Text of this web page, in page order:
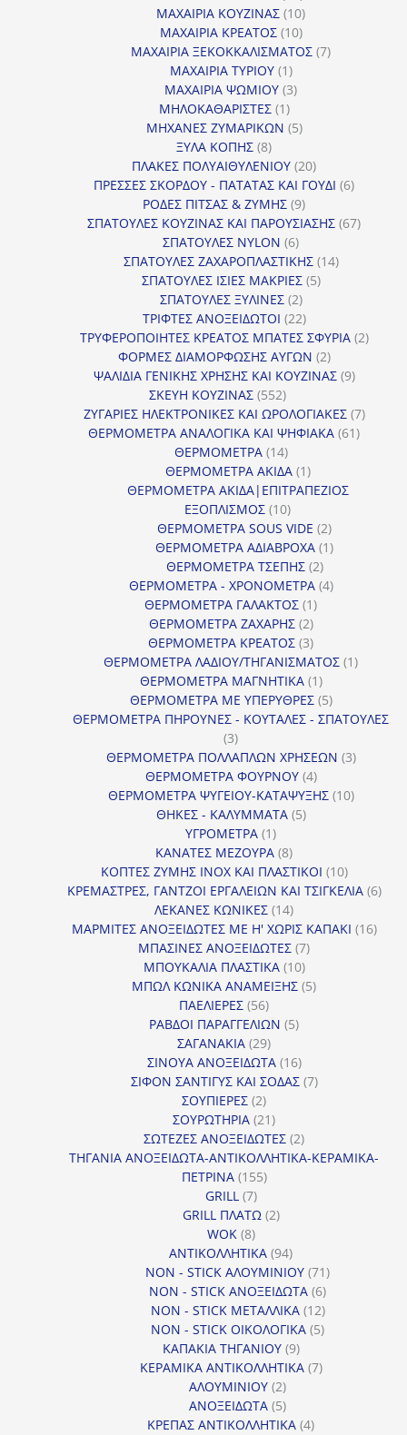
προϊόντα
ΜΑΧΑΙΡΙΑ ΚΟΥΖΙΝΑΣ 1010
προϊόντα
ΜΑΧΑΙΡΙΑ ΚΡΕΑΤΟΣ 1010
προϊόντα
ΜΑΧΑΙΡΙΑ ΞΕΚΟΚΚΑΛΙΣΜΑΤΟΣ 77
ΜΑΧΑΙΡΙΑ ΤΥΡΙΟΥ 11
προϊόν
ΜΑΧΑΙΡΙΑ ΨΩΜΙΟΥ 33
ΜΗΛΟΚΑΘΑΡΙΣΤΕΣ 11
προϊόν
ΜΗΧΑΝΕΣ ΖΥΜΑΡΙΚΩΝ 55
ΞΥΛΑ ΚΟΠΗΣ 88
προϊόντα
ΠΛΑΚΕΣ ΠΟΛΥΑΙΘΥΛΕΝΙΟΥ 2020
προϊόντα
ΠΡΕΣΣΕΣ ΣΚΟΡΔΟΥ - ΠΑΤΑΤΑΣ ΚΑΙ ΓΟΥΔΙ 66
ΡΟΔΕΣ ΠΙΤΣΑΣ & ΖΥΜΗΣ 99
προϊόντα
ΣΠΑΤΟΥΛΕΣ ΚΟΥΖΙΝΑΣ ΚΑΙ ΠΑΡΟΥΣΙΑΣΗΣ 6767
ΣΠΑΤΟΥΛΕΣ NYLON 66
προϊόντα
ΣΠΑΤΟΥΛΕΣ ΖΑΧΑΡΟΠΛΑΣΤΙΚΗΣ 1414
ΣΠΑΤΟΥΛΕΣ ΙΣΙΕΣ ΜΑΚΡΙΕΣ 55
ΣΠΑΤΟΥΛΕΣ ΞΥΛΙΝΕΣ 22
προϊόντα
ΤΡΙΦΤΕΣ ΑΝΟΞΕΙΔΩΤΟΙ 2222
προϊόντα
ΤΡΥΦΕΡΟΠΟΙΗΤΕΣ ΚΡΕΑΤΟΣ ΜΠΑΤΕΣ ΣΦΥΡΙΑ 22
ΦΟΡΜΕΣ ΔΙΑΜΟΡΦΩΣΗΣ ΑΥΓΩΝ 22
προϊόντα
ΨΑΛΙΔΙΑ ΓΕΝΙΚΗΣ ΧΡΗΣΗΣ ΚΑΙ ΚΟΥΖΙΝΑΣ 99
ΣΚΕΥΗ ΚΟΥΖΙΝΑΣ 552552
προϊόντα
ΖΥΓΑΡΙΕΣ ΗΛΕΚΤΡΟΝΙΚΕΣ ΚΑΙ ΩΡΟΛΟΓΙΑΚΕΣ 77
ΘΕΡΜΟΜΕΤΡΑ ΑΝΑΛΟΓΙΚΑ ΚΑΙ ΨΗΦΙΑΚΑ 6161
ΘΕΡΜΟΜΕΤΡΑ 1414
προϊόντα
ΘΕΡΜΟΜΕΤΡΑ ΑΚΙΔΑ 11
προϊόν
ΘΕΡΜΟΜΕΤΡΑ ΑΚΙΔΑ|ΕΠΙΤΡΑΠΕΖΙΟΣ
ΕΞΟΠΛΙΣΜΟΣ 1010
προϊόντα
ΘΕΡΜΟΜΕΤΡΑ SOUS VIDE 22
προϊόντα
ΘΕΡΜΟΜΕΤΡΑ ΑΔΙΑΒΡΟΧΑ 11
ΘΕΡΜΟΜΕΤΡΑ ΤΣΕΠΗΣ 22
προϊόντα
ΘΕΡΜΟΜΕΤΡΑ - ΧΡΟΝΟΜΕΤΡΑ 44
ΘΕΡΜΟΜΕΤΡΑ ΓΑΛΑΚΤΟΣ 11
προϊόν
ΘΕΡΜΟΜΕΤΡΑ ΖΑΧΑΡΗΣ 22
προϊόντα
ΘΕΡΜΟΜΕΤΡΑ ΚΡΕΑΤΟΣ 33
προϊόντα
ΘΕΡΜΟΜΕΤΡΑ ΛΑΔΙΟΥ/ΤΗΓΑΝΙΣΜΑΤΟΣ 11
ΘΕΡΜΟΜΕΤΡΑ ΜΑΓΝΗΤΙΚΑ 11
προϊόν
ΘΕΡΜΟΜΕΤΡΑ ΜΕ ΥΠΕΡΥΘΡΕΣ 55
προϊόντα
ΘΕΡΜΟΜΕΤΡΑ ΠΗΡΟΥΝΕΣ - ΚΟΥΤΑΛΕΣ - ΣΠΑΤΟΥΛΕΣ
33
προϊόντα
ΘΕΡΜΟΜΕΤΡΑ ΠΟΛΛΑΠΛΩΝ ΧΡΗΣΕΩΝ 33
ΘΕΡΜΟΜΕΤΡΑ ΦΟΥΡΝΟΥ 44
προϊόντα
ΘΕΡΜΟΜΕΤΡΑ ΨΥΓΕΙΟΥ-ΚΑΤΑΨΥΞΗΣ 1010
ΘΗΚΕΣ - ΚΑΛΥΜΜΑΤΑ 55
ΥΓΡΟΜΕΤΡΑ 11
προϊόν
ΚΑΝΑΤΕΣ ΜΕΖΟΥΡΑ 88
προϊόντα
ΚΟΠΤΕΣ ΖΥΜΗΣ INOX ΚΑΙ ΠΛΑΣΤΙΚΟΙ 1010
προϊόντα
ΚΡΕΜΑΣΤΡΕΣ, ΓΑΝΤΖΟΙ ΕΡΓΑΛΕΙΩΝ ΚΑΙ ΤΣΙΓΚΕΛΙΑ 66
ΛΕΚΑΝΕΣ ΚΩΝΙΚΕΣ 1414
προϊόντα
ΜΑΡΜΙΤΕΣ ΑΝΟΞΕΙΔΩΤΕΣ ΜΕ Η' ΧΩΡΙΣ ΚΑΠΑΚΙ 1616
ΜΠΑΣΙΝΕΣ ΑΝΟΞΕΙΔΩΤΕΣ 77
ΜΠΟΥΚΑΛΙΑ ΠΛΑΣΤΙΚΑ 1010
προϊόντα
ΜΠΩΛ ΚΩΝΙΚΑ ΑΝΑΜΕΙΞΗΣ 55
ΠΑΕΛΙΕΡΕΣ 5656
προϊόντα
ΡΑΒΔΟΙ ΠΑΡΑΓΓΕΛΙΩΝ 55
ΣΑΓΑΝΑΚΙΑ 2929
προϊόντα
ΣΙΝΟΥΑ ΑΝΟΞΕΙΔΩΤΑ 1616
προϊόντα
ΣΙΦΟΝ ΣΑΝΤΙΓΥΣ ΚΑΙ ΣΟΔΑΣ 77
ΣΟΥΠΙΕΡΕΣ 22
προϊόντα
ΣΟΥΡΩΤΗΡΙΑ 2121
προϊόντα
ΣΩΤΕΖΕΣ ΑΝΟΞΕΙΔΩΤΕΣ 22
προϊόντα
ΤΗΓΑΝΙΑ ΑΝΟΞΕΙΔΩΤΑ-ΑΝΤΙΚΟΛΛΗΤΙΚΑ-ΚΕΡΑΜΙΚΑ-
ΠΕΤΡΙΝΑ 155155
GRILL 77
προϊόντα
GRILL ΠΛΑΤΩ 22
WOK 88
προϊόντα
ΑΝΤΙΚΟΛΛΗΤΙΚΑ 9494
προϊόντα
NON - STICK ΑΛΟΥΜΙΝΙΟΥ 7171
προϊόντα
NON - STICK ΑΝΟΞΕΙΔΩΤΑ 66
προϊόντα
NON - STICK ΜΕΤΑΛΛΙΚΑ 1212
προϊόντα
NON - STICK ΟΙΚΟΛΟΓΙΚΑ 55
ΚΑΠΑΚΙΑ ΤΗΓΑΝΙΟΥ 99
προϊόντα
ΚΕΡΑΜΙΚΑ ΑΝΤΙΚΟΛΛΗΤΙΚΑ 77
ΑΛΟΥΜΙΝΙΟΥ 22
προϊόντα
ΑΝΟΞΕΙΔΩΤΑ 55
προϊόντα
ΚΡΕΠΑΣ ΑΝΤΙΚΟΛΛΗΤΙΚΑ 44